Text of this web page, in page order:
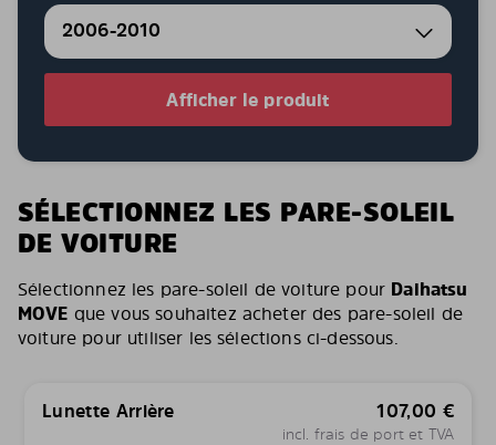
2006-2010
Afficher le produit
SÉLECTIONNEZ LES PARE-SOLEIL
DE VOITURE
Sélectionnez les pare-soleil de voiture pour Daihatsu
MOVE que vous souhaitez acheter des pare-soleil de
voiture pour utiliser les sélections ci-dessous.
Lunette Arrière 107,00 €
incl. frais de port et TVA